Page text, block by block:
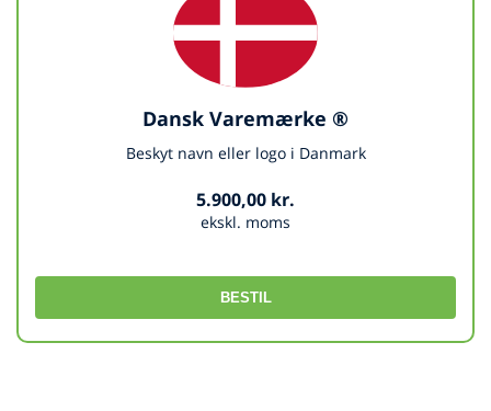
Dansk Varemærke ®
Beskyt navn eller logo i Danmark
5.900,00 kr.
ekskl. moms
BESTIL